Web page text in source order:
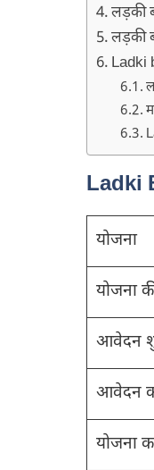
लड़की
लड़की
Ladki
Ladki
योजना
योजना
आवेदन
आवेदन
योजना